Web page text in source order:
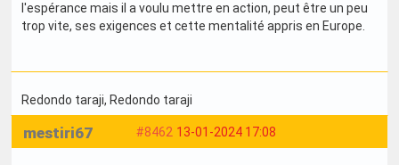
l'espérance mais il a voulu mettre en action, peut être un peu
trop vite, ses exigences et cette mentalité appris en Europe.
Redondo taraji, Redondo taraji
#8462 13-01-2024 17:08
mestiri67